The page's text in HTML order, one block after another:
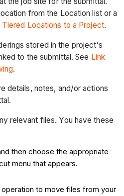
from the Location list or a
Tiered Locations to a Project.
stored in the project's
to the submittal. See Link
.
details, notes, and/or actions
relevant files. You have these
then choose the appropriate
menu that appears.
to move files from your